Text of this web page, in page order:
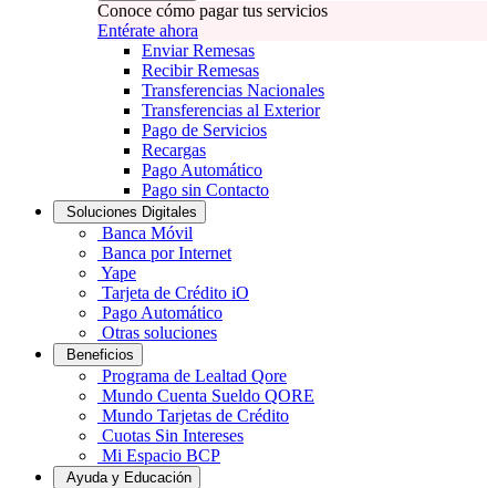
Conoce cómo pagar tus servicios
Entérate ahora
Enviar Remesas
Recibir Remesas
Transferencias Nacionales
Transferencias al Exterior
Pago de Servicios
Recargas
Pago Automático
Pago sin Contacto
Soluciones Digitales
Banca Móvil
Banca por Internet
Yape
Tarjeta de Crédito iO
Pago Automático
Otras soluciones
Beneficios
Programa de Lealtad Qore
Mundo Cuenta Sueldo QORE
Mundo Tarjetas de Crédito
Cuotas Sin Intereses
Mi Espacio BCP
Ayuda y Educación